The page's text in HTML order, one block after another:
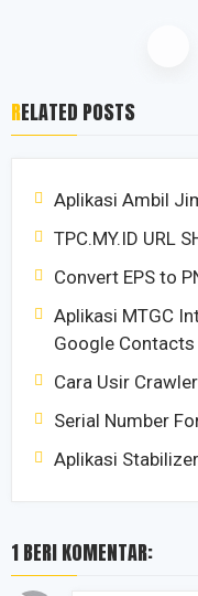
RELATED POSTS
Aplikasi Ambil
TPC.MY.ID URL
Convert EPS to
Aplikasi MTGC
Google Contacts
Cara Usir
Serial Number
Aplikasi
1 BERI KOMENTAR: